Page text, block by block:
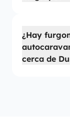
¿Hay
cerca de